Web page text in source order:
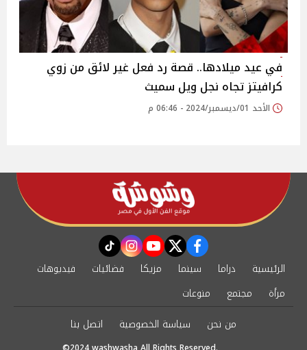
في عيد ميلادها.. قصة رد فعل غير لائق من زوي
كرافيتز تجاه نجل ويل سميث
الأحد 01/ديسمبر/2024 - 06:46 م
facebook
twitter
youtube
instagram
tiktok
الرئيسية دراما سينما مزيكا فضائيات
فيديوهات
مرأة
مجتمع
منوعات
من نحن
سياسة الخصوصية اتصل بنا